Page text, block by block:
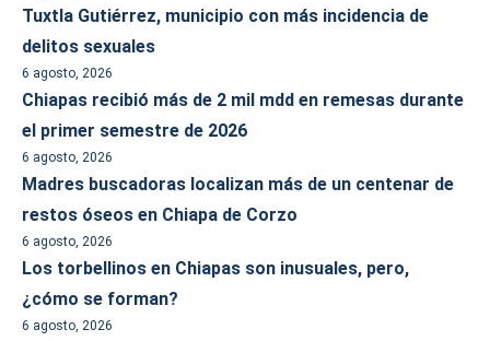
Tuxtla Gutiérrez, municipio con más incidencia de
delitos sexuales
6 agosto, 2026
Chiapas recibió más de 2 mil mdd en remesas durante
el primer semestre de 2026
6 agosto, 2026
Madres buscadoras localizan más de un centenar de
restos óseos en Chiapa de Corzo
6 agosto, 2026
Los torbellinos en Chiapas son inusuales, pero,
¿cómo se forman?
6 agosto, 2026